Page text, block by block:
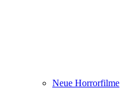
Neue Horrorfilme